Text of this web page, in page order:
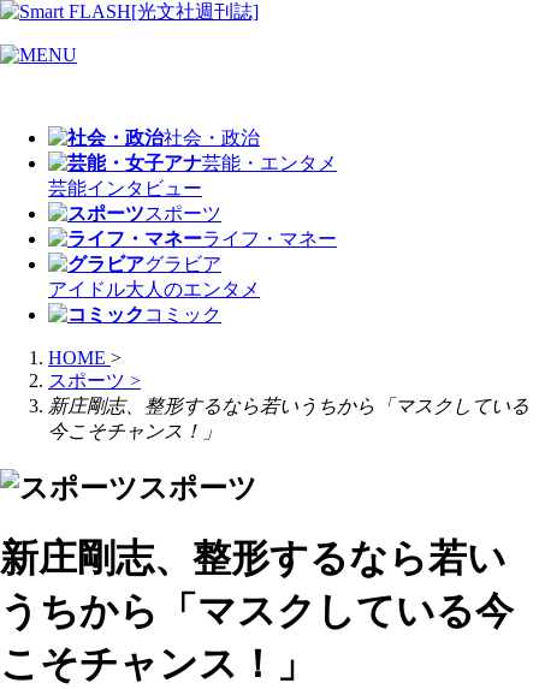
社会・政治
芸能・エンタメ
芸能インタビュー
スポーツ
ライフ・マネー
グラビア
アイドル大人のエンタメ
コミック
HOME >
スポーツ >
新庄剛志、整形するなら若いうちから「マスクしている
今こそチャンス！」
スポーツ
新庄剛志、整形するなら若い
うちから「マスクしている今
こそチャンス！」